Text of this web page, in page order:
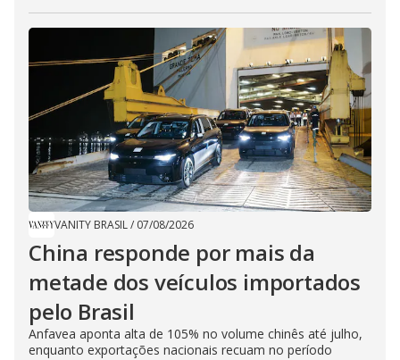
VANITY BRASIL/ 07/08/2026
China responde por mais da
metade dos veículos importados
pelo Brasil
Anfavea aponta alta de 105% no volume chinês até julho,
enquanto exportações nacionais recuam no período